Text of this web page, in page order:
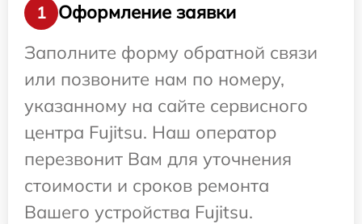
1
Оформление заявки
Заполните форму обратной связи
или позвоните нам по номеру,
указанному на сайте сервисного
центра Fujitsu. Наш оператор
перезвонит Вам для уточнения
стоимости и сроков ремонта
Вашего устройства Fujitsu.